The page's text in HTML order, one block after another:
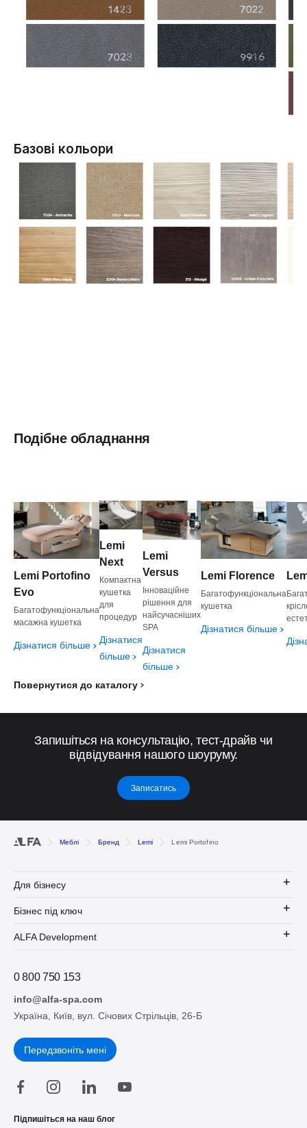
Базові кольори
Подібне обладнання
Lemi Portofino
Evo
Багатофункціональна
масажна кушетка
Дізнатися більше
Lemi
Next
Компактна
кушетка
для
процедур
Дізнатися
більше
Lemi
Versus
Інноваційне
рішення для
найсучасніших
SPA
Дізнатися
більше
Lemi Florence
Багатофункціональна
кушетка
Дізнатися більше
Повернутися до каталогу
Запишіться на консультацію, тест-драйв чи
відвідування нашого шоуруму.
Записатись
Меблі Бренд Lemi Lemi Portofino
Для бізнесу
Бізнес під ключ
ALFA Development
0 800 750 153
info@alfa-spa.com
Україна, Київ, вул. Січових Стрільців, 26-Б
Передзвоніть мені
Підпишіться на наш блог